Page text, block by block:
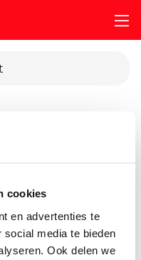
cookies
en advertenties te
media te bieden
Ook delen we